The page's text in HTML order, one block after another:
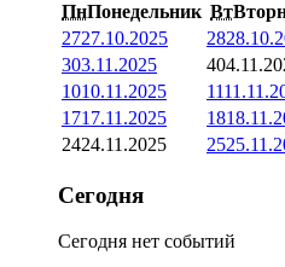
ПнПонедельник Вт
2727.10.2025 28
303.11.2025 4
1010.11.2025 11
1717.11.2025 18
2424.11.2025 25
Сегодня
Сегодня нет событий